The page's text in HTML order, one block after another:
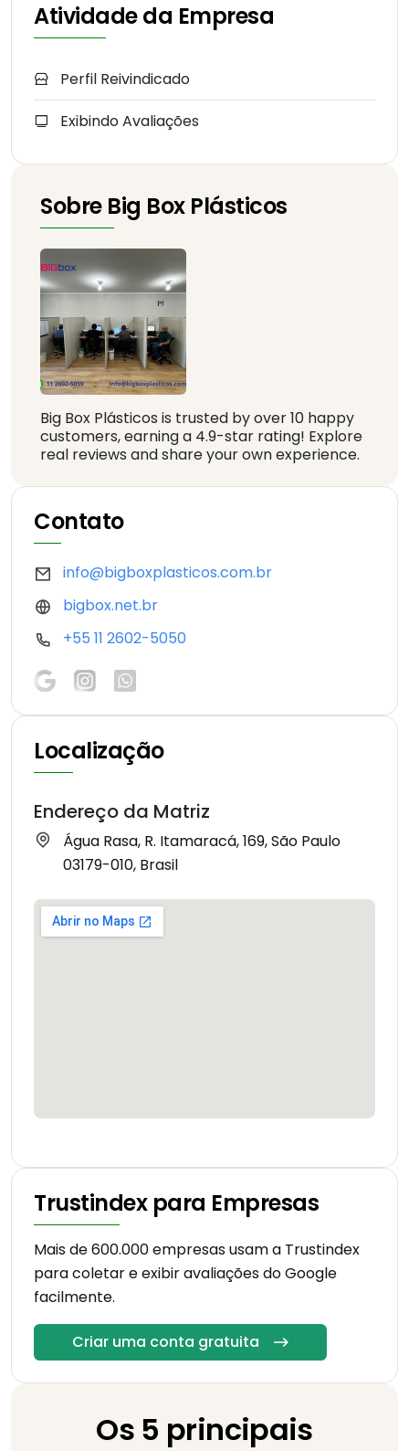
Atividade da Empresa
Perfil Reivindicado
Exibindo Avaliações
Sobre Big Box Plásticos
Big Box Plásticos is trusted by over 10 happy
customers, earning a 4.9-star rating! Explore
real reviews and share your own experience.
Contato
info@bigboxplasticos.com.br
bigbox.net.br
+55 11 2602-5050
Localização
Endereço da Matriz
Água Rasa, R. Itamaracá, 169, São Paulo
03179-010, Brasil
Trustindex para Empresas
Mais de 600.000 empresas usam a Trustindex
para coletar e exibir avaliações do Google
facilmente.
Criar uma conta gratuita
Os 5 principais